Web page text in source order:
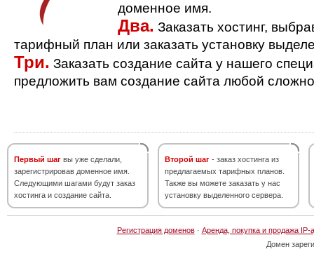
доменное имя.
Два. Заказать хостинг,
тарифный план или заказать установку
Три. Заказать создание сайта у нашего
предложить вам создание сайта любой
Первый шаг вы уже сделали,
зарегистрировав доменное имя.
Следующими шагами будут заказ
хостинга и создание сайта.
Второй шаг - заказ хостинга из
предлагаемых тарифных планов.
Также вы можете заказать у нас
установку выделенного сервера.
Регистрация доменов· Аренда, покупка и продажа IP-
Домен